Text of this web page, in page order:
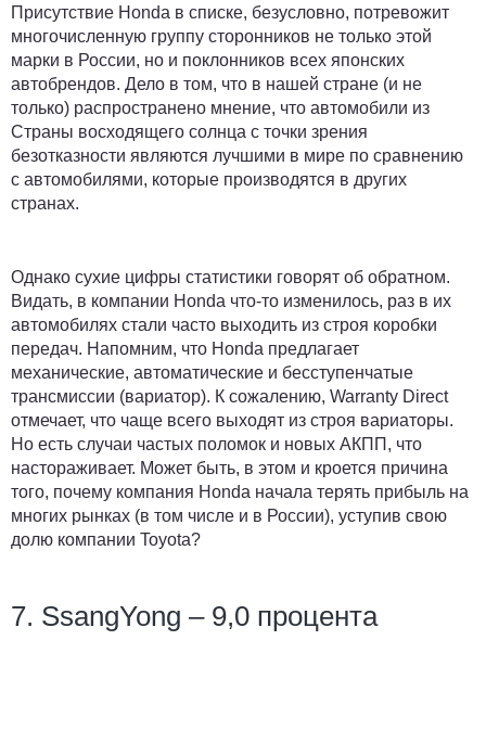
Присутствие Honda в списке, безусловно, потревожит
многочисленную группу сторонников не только этой
марки в России, но и поклонников всех японских
автобрендов. Дело в том, что в нашей стране (и не
только) распространено мнение, что автомобили из
Страны восходящего солнца с точки зрения
безотказности являются лучшими в мире по сравнению
с автомобилями, которые производятся в других
странах.
Однако сухие цифры статистики говорят об обратном.
Видать, в компании Honda что-то изменилось, раз в их
автомобилях стали часто выходить из строя коробки
передач. Напомним, что Honda предлагает
механические, автоматические и бесступенчатые
трансмиссии (вариатор). К сожалению, Warranty Direct
отмечает, что чаще всего выходят из строя вариаторы.
Но есть случаи частых поломок и новых АКПП, что
настораживает. Может быть, в этом и кроется причина
того, почему компания Honda начала терять прибыль на
многих рынках (в том числе и в России), уступив свою
долю компании Toyota?
7. SsangYong – 9,0 процента